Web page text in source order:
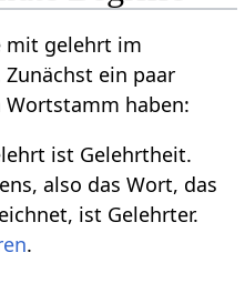
mit gelehrt im
ein paar
Wortstamm haben:
ist Gelehrtheit.
also das Wort, das
ist Gelehrter.
.